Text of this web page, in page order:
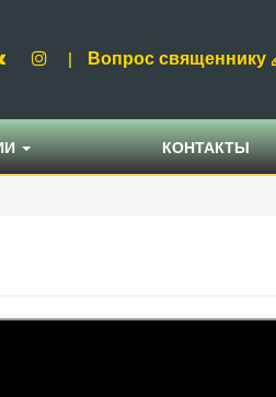
| Вопрос священнику
КОНТАКТЫ